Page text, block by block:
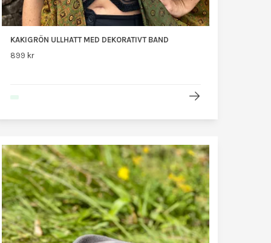
KAKIGRÖN ULLHATT MED DEKORATIVT BAND
899 kr